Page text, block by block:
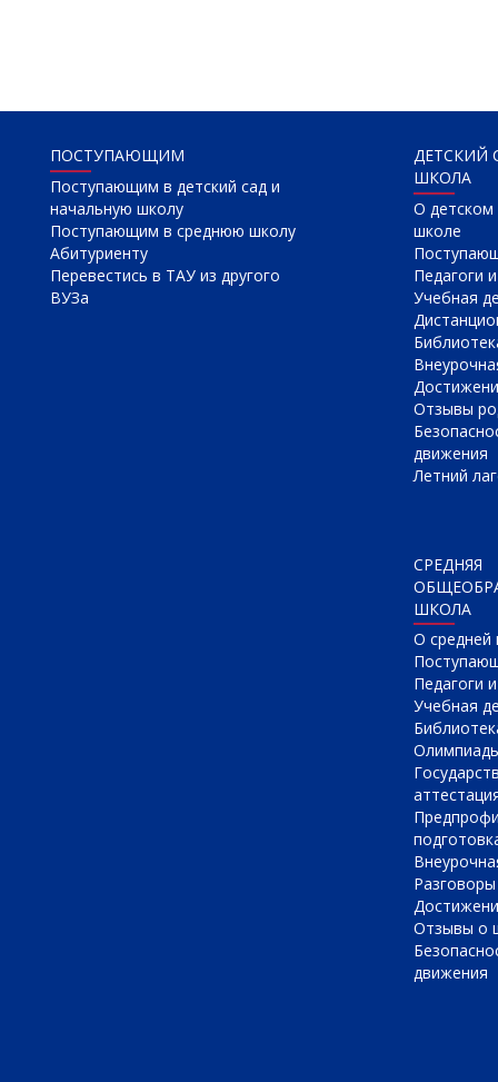
ПОСТУПАЮЩИМ
Поступающим в детский сад и
начальную школу
Поступающим в среднюю школу
Абитуриенту
Перевестись в ТАУ из другого
ВУЗа
ДЕТСКИЙ
ШКОЛА
О детском
школе
Педагоги
Учебная
Отзывы
движения
Летний
СРЕДНЯЯ
ШКОЛА
О cредней
Педагоги
Учебная
Отзывы о
движения